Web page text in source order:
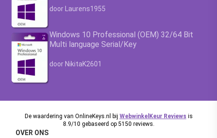
Waardering4.63uit 5
door Laurens1955
Windows 10 Professional (OEM) 32/64 Bit
Multi language Serial/Key
Waardering4.63
door NikitaK2601
De waardering van OnlineKeys.nl bij WebwinkelKeur Reviews is
8.9/10 gebaseerd op 5150 reviews.
OVER ONS